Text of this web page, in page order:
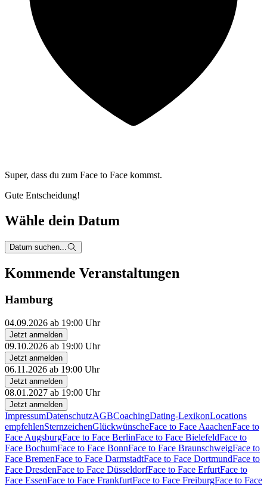
Super, dass du zum Face to Face kommst.
Gute Entscheidung!
Wähle dein Datum
Datum suchen...
Kommende Veranstaltungen
Hamburg
04.09.2026 ab 19:00 Uhr
Jetzt anmelden
09.10.2026 ab 19:00 Uhr
Jetzt anmelden
06.11.2026 ab 19:00 Uhr
Jetzt anmelden
08.01.2027 ab 19:00 Uhr
Jetzt anmelden
ImpressumDatenschutzAGBCoachingDating-LexikonLocations
empfehlenSternzeichenGlückwünscheFace to Face AaachenFace to
Face AugsburgFace to Face BerlinFace to Face BielefeldFace to
Face BochumFace to Face BonnFace to Face BraunschweigFace to
Face BremenFace to Face DarmstadtFace to Face DortmundFace to
Face DresdenFace to Face DüsseldorfFace to Face ErfurtFace to
Face EssenFace to Face FrankfurtFace to Face FreiburgFace to Face